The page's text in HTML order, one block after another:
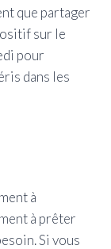
que partager
sur le
pour
dans les
à
à prêter
Si vous